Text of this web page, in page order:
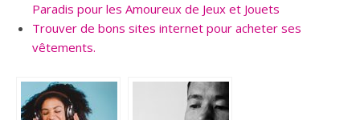
Paradis pour les Amoureux de Jeux et Jouets
Trouver de bons sites internet pour acheter ses
vêtements.